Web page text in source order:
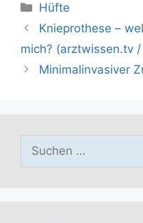
Kategorien
Hüfte
Knieprothese –
mich? (arztwissen.tv
Minimalinvasiver
nach: